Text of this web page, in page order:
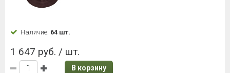
Наличие: 64 шт.
1 647 руб. / шт.
В корзину